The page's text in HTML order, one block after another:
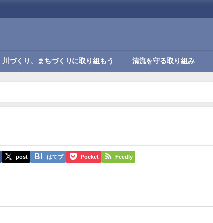
川づくり、まちづくりに取り組もう 清流を守る取り組み
post はてブ Pocket Feedly